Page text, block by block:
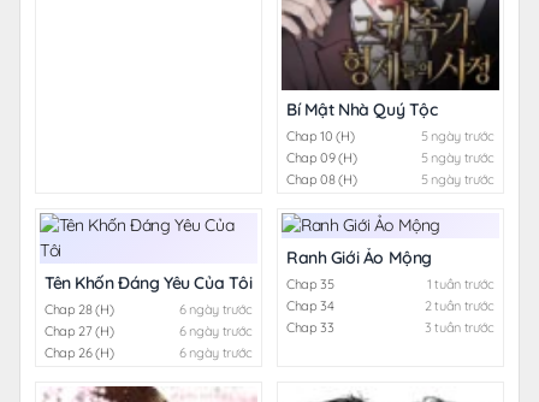
Bí Mật Nhà Quý Tộc
Chap 10 (H)
5 ngày trước
Chap 09 (H)
5 ngày trước
Chap 08 (H)
5 ngày trước
Tên Khốn Đáng Yêu Của Tôi
Chap 28 (H)
6 ngày trước
Chap 27 (H)
6 ngày trước
Chap 26 (H)
6 ngày trước
Ranh Giới Ảo Mộng
Chap 35
1 tuần trước
Chap 34
2 tuần trước
Chap 33
3 tuần trước